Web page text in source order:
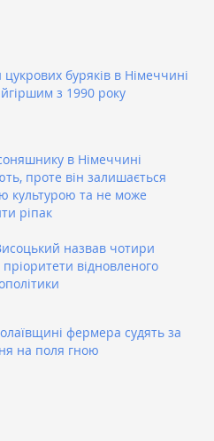
буряків в Німеччині
з 1990 року
в Німеччині
проте він залишається
культурою та не може
ріпак
назвав чотири
пріоритети відновленого
фермера судять за
на поля гною